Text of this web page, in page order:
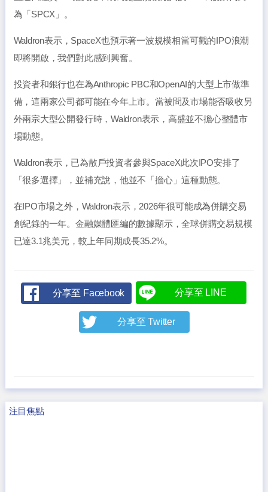
為「SPCX」。
Waldron表示，SpaceX也預示著一波規模相當可觀的IPO浪潮
即將開啟，我們對此感到興奮。
投資者和銀行也在為Anthropic PBC和OpenAI的大型上市做準
備，這兩家公司都可能在今年上市。當被問及市場能否吸收另
外兩宗大型公開發行時，Waldron表示，高盛並不擔心整體市
場動態。
Waldron表示，已為散戶投資者參與SpaceX此次IPO安排了
「很多選擇」，並補充說，他並不「擔心」這種動態。
在IPO市場之外，Waldron表示，2026年很可能成為併購交易
創紀錄的一年。金融媒體匯編的數據顯示，全球併購交易規模
已達3.1兆美元，較上年同期成長35.2%。
分享至 Facebook 分享至 LINE
分享至 Twitter
注目焦點